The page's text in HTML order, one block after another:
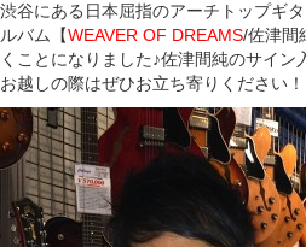
渋谷にある日本屈指のアーチトップギ
ルバム【WEAVER OF DREAMS/佐津間
くことになりました♪佐津間純のサイ
お越しの際はぜひお立ち寄りください！